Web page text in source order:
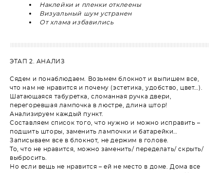
Наклейки и пленки отклеены
Визуальный шум устранен
От хлама избавились
ЭТАП 2. АНАЛИЗ
Сядем и понаблюдаем. Возьмем блокнот и выпишем все,
что нам не нравится и почему (эстетика, удобство, цвет…).
Шатающаяся табуретка, сломанная ручка двери,
перегоревшая лампочка в люстре, длина штор!
Анализируем каждый пункт.
Составляем список того, что нужно и можно исправить –
подшить шторы, заменить лампочки и батарейки…
Записываем все в блокнот, не держим в голове.
То, что не нравится, можно заменить/ переделать/ скрыть/
выбросить.
Но если вещь не нравится – ей не место в доме. Дома все